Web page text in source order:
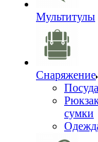
Мультитулы
Снаряжение
Посуда
сумки